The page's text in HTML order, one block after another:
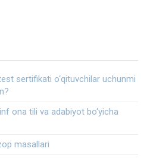
sertifikati o‘qituvchilar uchunmi
ona tili va adabiyot bo‘yicha
masallari